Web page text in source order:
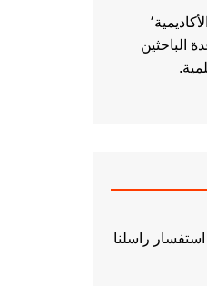
قاعدة مذرات التخرج والدراسات الأكاديمية٬
الباحثين
راسلنا